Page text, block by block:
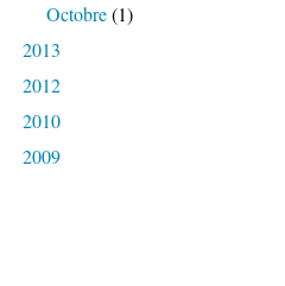
Octobre(1)
2013
2012
2010
2009